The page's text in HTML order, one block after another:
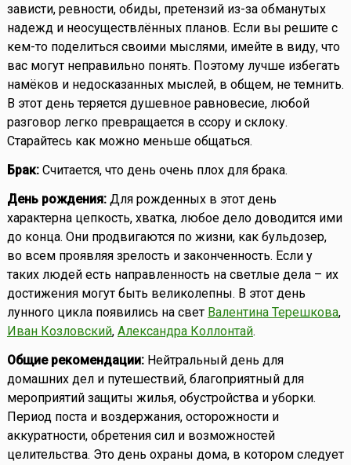
зависти, ревности, обиды, претензий из-за обманутых
надежд и неосуществлённых планов. Если вы решите с
кем-то поделиться своими мыслями, имейте в виду, что
вас могут неправильно понять. Поэтому лучше избегать
намёков и недосказанных мыслей, в общем, не темнить.
В этот день теряется душевное равновесие, любой
разговор легко превращается в ссору и склоку.
Старайтесь как можно меньше общаться.
Брак:Считается, что день очень плох для брака.
День рождения:Для рожденных в этот день
характерна цепкость, хватка, любое дело доводится ими
до конца. Они продвигаются по жизни, как бульдозер,
во всем проявляя зрелость и законченность. Если у
таких людей есть направленность на светлые дела – их
достижения могут быть великолепны. В этот день
лунного цикла появились на свет Валентина Терешкова,
Иван Козловский, Александра Коллонтай.
Общие рекомендации:Нейтральный день для
домашних дел и путешествий, благоприятный для
мероприятий защиты жилья, обустройства и уборки.
Период поста и воздержания, осторожности и
аккуратности, обретения сил и возможностей
целительства. Это день охраны дома, в котором следует